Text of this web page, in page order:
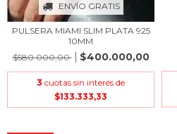
ENVÍO GRATIS
PULSERA MIAMI SLIM PLATA 925
10MM
$580.000,00
$400.000,00
3 cuotas sin interés de
$133.333,33